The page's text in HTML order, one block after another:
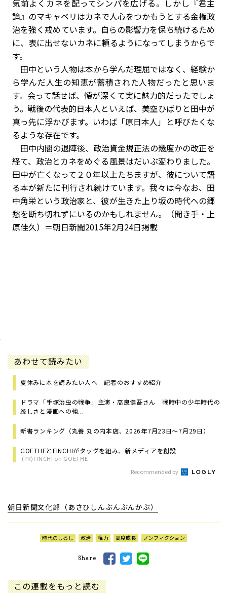
気前よくカネを配ってシンパを広げる。しかし『君主
論』のマキャベリはカネで人心をつかもうとする金権政
治を強く戒めています。自らの影響力を保ち続けるため
に、表に出せないカネに頼るようになってしまうからで
す。
田中という人物は本から学んだ理屈ではなく、経験か
ら学んだ人生の知恵が蓄積された人物だったと思いま
す。会って話せば、懐が深くて実に魅力的だったでしょ
う。戦後の代表的日本人といえば、美空ひばりと田中が
真っ先に浮かびます。いわば「原日本人」と呼びたくな
るような存在です。
田中内閣の退陣後、政治資金規正法の幾度かの改正を
経て、政治とカネをめぐる風景はだいぶ変わりました。
田中が亡くなって２０年以上たちますが、彼について語
る本が新たに刊行され続けています。我々は今なお、田
中角栄という政治家と、彼が生きた上り坂の時代への郷
愁を断ち切れずにいるのかもしれません。（聞き手・上
原佳久）＝朝日新聞2015年2月24日掲載
あわせて読みたい
夏休みに本を読みたい人へ 記者のおすすめ紹介
ドラマ「手塚治虫の戦争」主演・高良健吾さん 戦時中の少年時代の
厳しさと漫画への強...
新書ランキング（丸善 丸の内本店、2026年7月23日～7月29日）
GOETHEとFINCHIがタッグを組み、新メディアを創設
(PR)FINCHI on GOETHE
Recommended by
朝日新聞文化部（あさひしんぶんぶんかぶ）
時代のしるし 政治 権力 高度成長 ノンフィクション
Share
この連載をもっと読む